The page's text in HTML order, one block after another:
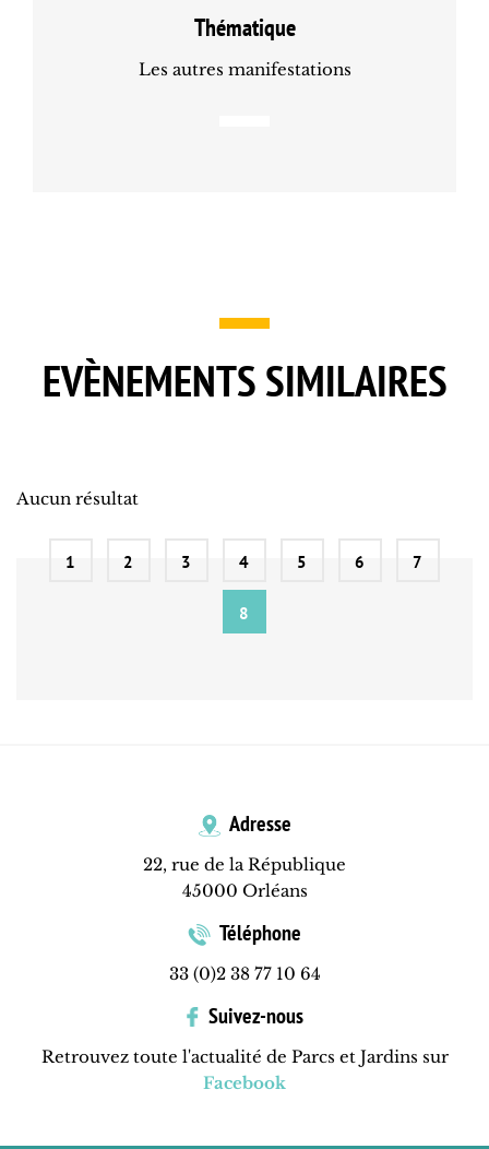
Thématique
Les autres manifestations
EVÈNEMENTS SIMILAIRES
Aucun résultat
1 2 3 4 5 6 7
8
Adresse
22, rue de la République
45000 Orléans
Téléphone
33 (0)2 38 77 10 64
Suivez-nous
Retrouvez toute l'actualité de Parcs et Jardins sur
Facebook